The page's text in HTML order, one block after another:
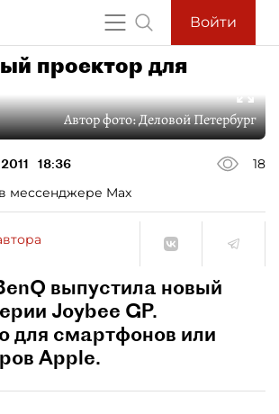
Войти
проектор для
Автор фото:Деловой Петербург
18:36
18
мессенджере Max
выпустила новый
Joybee GP.
для смартфонов или
Apple.